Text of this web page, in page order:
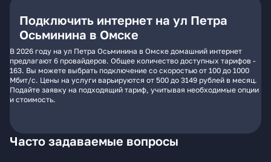
Подключить интернет на ул Петра
Осьминина в Омске
В 2026 году на ул Петра Осьминина в Омске домашний интернет
предлагают 6 провайдеров. Общее количество доступных тарифов -
163. Вы можете выбрать подключение со скоростью от 100 до 1000
Мбит/с. Цены на услуги варьируются от 500 до 3149 рублей в месяц.
Подайте заявку на подходящий тариф, учитывая необходимые опции
и стоимость.
Часто задаваемые вопросы